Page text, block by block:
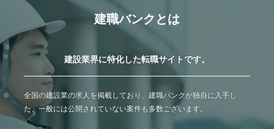
建職バンクとは
建設業界に特化した転職サイトです。
全国の建設業の求人を掲載しており、建職バンクが独自に入手し
た、一般には公開されていない案件も多数ございます。